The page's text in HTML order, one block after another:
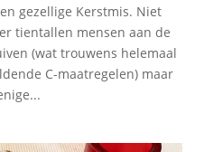
gezellige Kerstmis. Niet
tientallen mensen aan de
(wat trouwens helemaal
C-maatregelen) maar